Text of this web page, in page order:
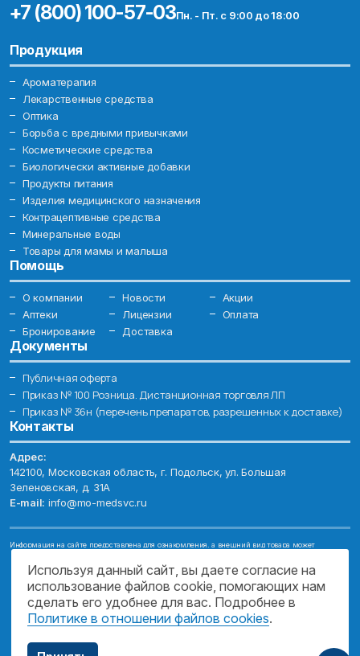
+7 (800) 100-57-03Пн. - Пт. с 9:00 до 18:00
Продукция
Ароматерапия
Лекарственные средства
Оптика
Борьба с вредными привычками
Косметические средства
Биологически активные добавки
Продукты питания
Изделия медицинского назначения
Контрацептивные средства
Минеральные воды
Товары для мамы и малыша
Помощь
О компании Новости
Акции
Аптеки
Лицензии
Оплата
Бронирование
Доставка
Документы
Публичная оферта
Приказ № 100 Розница. Дистанционная торговля ЛП
Приказ № 36н (перечень препаратов, разрешенных к доставке)
Контакты
Адрес:
142100, Московская область, г. Подольск, ул. Большая
Зеленовская, д. 31А
E-mail: info@mo-medsvc.ru
Информация на сайте предоставлена для ознакомления, а внешний вид товара может
Имеются противопоказания, проконсультируйтесь со специалистом!
© 2026. ГОСУДАРСТВЕННОЕ БЮДЖЕТНОЕ УЧРЕЖДЕНИЕ МОСКОВСКОЙ
ОБЛАСТИ "МОСОБЛМЕДСЕРВИС"
ПОДДЕРЖКА САЙТА
Используя данный сайт, вы даете согласие на
использование файлов cookie, помогающих нам
сделать его удобнее для вас. Подробнее в
Политике в отношении файлов cookies.